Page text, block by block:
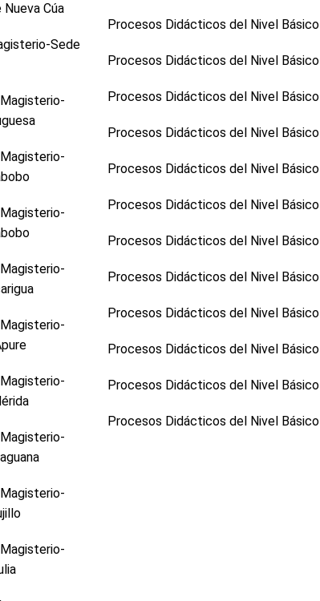
Cúa
Sede
Procesos Didácticos del Nivel Básico
Procesos Didácticos del Nivel Básico
Procesos Didácticos del Nivel Básico
Procesos Didácticos del Nivel Básico
Procesos Didácticos del Nivel Básico
Procesos Didácticos del Nivel Básico
Procesos Didácticos del Nivel Básico
Procesos Didácticos del Nivel Básico
Procesos Didácticos del Nivel Básico
Procesos Didácticos del Nivel Básico
Procesos Didácticos del Nivel Básico
Procesos Didácticos del Nivel Básico